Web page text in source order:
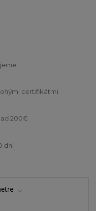
certifikátmi.
200€
dní